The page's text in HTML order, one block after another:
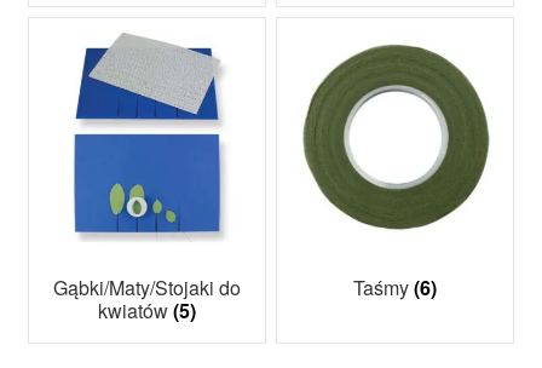
Gąbki/Maty/Stojaki do
kwiatów(5)
Taśmy(6)